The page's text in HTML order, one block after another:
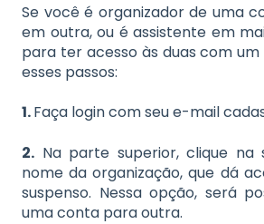
Se você é organizador de uma
em outra, ou é assistente em
para ter acesso às duas com um
esses passos:
1.Faça login com seu e-mail
2. Na parte superior, clique
nome da organização, que dá
suspenso. Nessa opção, será
uma conta para outra.